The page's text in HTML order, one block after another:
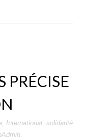
PRÉCISE
, International, solidarité
.